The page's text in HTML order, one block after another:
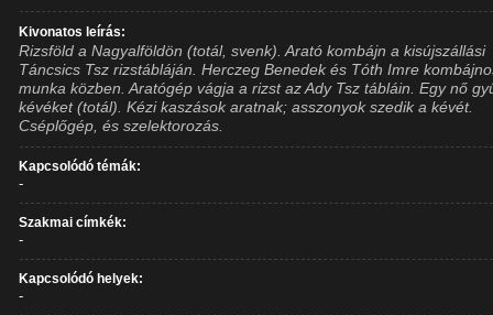
Kivonatos leírás:
Rizsföld a Nagyalföldön (totál, svenk). Arató kombájn a kisújszállási
Táncsics Tsz rizstábláján. Herczeg Benedek és Tóth Imre
munka közben. Aratógép vágja a rizst az Ady Tsz tábláin. Egy nő
kévéket (totál). Kézi kaszások aratnak; asszonyok szedik a kévét.
Cséplőgép, és szelektorozás.
Kapcsolódó témák:
-
Szakmai címkék:
-
Kapcsolódó helyek:
-